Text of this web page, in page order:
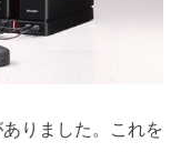
りました。これを